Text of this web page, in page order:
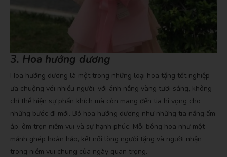
3. Hoa hướng dương
Hoa hướng dương là một trong những loại hoa tặng tốt nghiệp
ưa chuộng với nhiều người, với ánh nắng vàng tươi sáng, không
chỉ thể hiện sự phấn khích mà còn mang đến tia hi vọng cho
những bước đi mới. Bó hoa hướng dương như những tia nắng ấm
áp, ôm trọn niềm vui và sự hạnh phúc. Mỗi bông hoa như một
mảnh ghép hoàn hảo, kết nối lòng người tặng và người nhận
trong niềm vui chung của ngày quan trọng.